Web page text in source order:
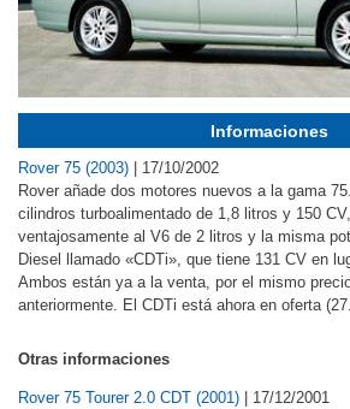
Informaciones
Rover 75 (2003)
17/10/2002
Rover añade dos motores nuevos a la gama
cilindros turboalimentado de 1,8 litros y 150
ventajosamente al V6 de 2 litros y la misma
Diesel llamado «CDTi», que tiene 131 CV en
Ambos están ya a la venta, por el mismo
anteriormente. El CDTi está ahora en oferta
Otras informaciones
Rover 75 Tourer 2.0 CDT (2001) 17/12/2001